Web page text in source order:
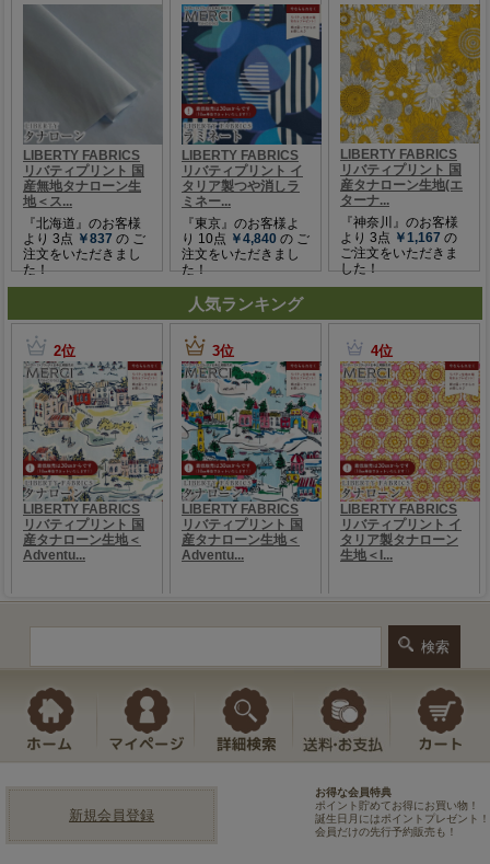
人気ランキング
新規会員登録
お得な会員特典
ポイント貯めてお得にお買い物！
誕生日月にはポイントプレゼント！
会員だけの先行予約販売も！